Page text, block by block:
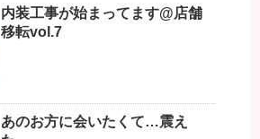
内装工事が始まってます@店舗
移転vol.7
あのお方に会いたくて…震え